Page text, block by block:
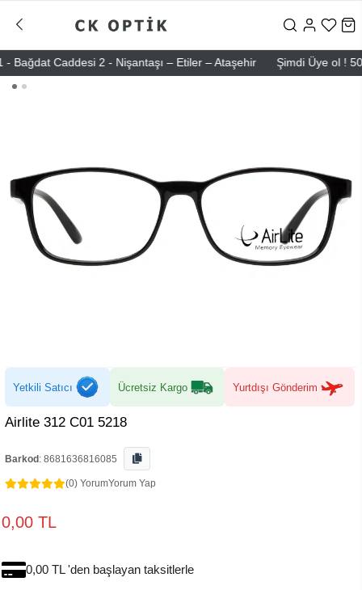
Caddesi 2 - Nişantaşı – Etiler – Ataşehir Şimdi Üye ol ! 5000
Yetkili Satıcı Ücretsiz Kargo Yurtdışı Gönderim
Airlite 312 C01 5218
Barkod : 8681636816085
(0) YorumYorum Yap
0,00 TL
0,00 TL 'den başlayan taksitlerle